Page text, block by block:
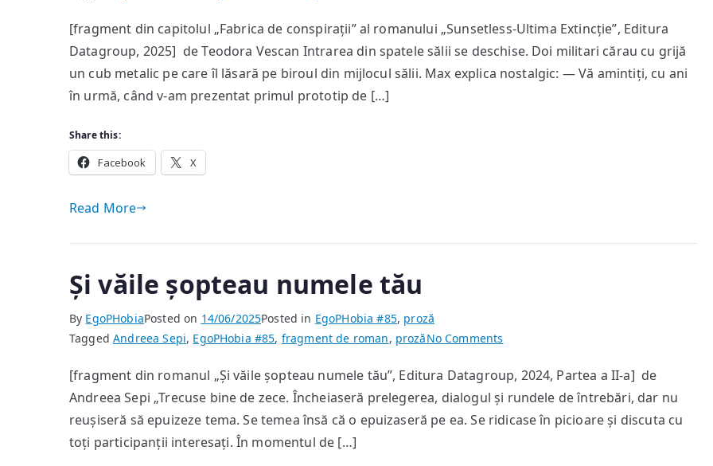
Ultima
Extincție
[fragment din capitolul „Fabrica de conspirații” al romanului „Sunsetless-Ultima Extincție”, Editura
Datagroup, 2025] de Teodora Vescan Intrarea din spatele sălii se deschise. Doi militari cărau cu grijă
un cub metalic pe care îl lăsară pe biroul din mijlocul sălii. Max explica nostalgic: — Vă amintiți, cu ani
în urmă, când v-am prezentat primul prototip de […]
Share this:
Facebook X
Read More
Și văile șopteau numele tău
By EgoPHobiaPosted on 14/06/2025Posted in EgoPHobia #85, proză
TaggedAndreea Sepi, EgoPHobia #85, fragment de roman, prozăNo Comments
văile
șopteau
numele
[fragment din romanul „Și văile șopteau numele tău”, Editura Datagroup, 2024, Partea a II-a] de
Andreea Sepi „Trecuse bine de zece. Încheiaseră prelegerea, dialogul și rundele de întrebări, dar nu
reușiseră să epuizeze tema. Se temea însă că o epuizaseră pe ea. Se ridicase în picioare și discuta cu
toți participanții interesați. În momentul de […]